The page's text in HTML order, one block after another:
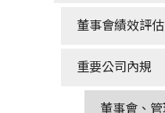
董事會績效評估
重要公司內規
董事會、